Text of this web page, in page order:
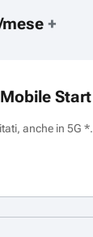
mese+
Start
anche in 5G *.